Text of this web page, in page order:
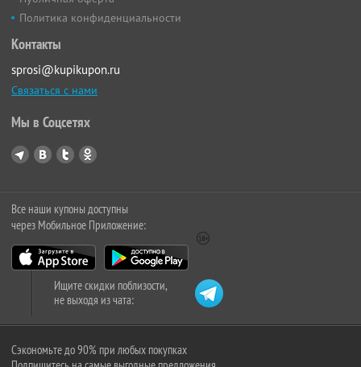
Политика конфиденциальности
Контакты
sprosi@kupikupon.ru
Связаться с нами
Мы в Соцсетях
Все наши купоны доступны
через Мобильное Приложение:
Ищите скидки поблизости,
не выходя из чата:
Сэкономьте до 90% при любых покупках